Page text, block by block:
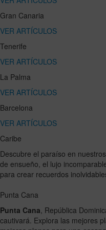
Gran Canaria
VER ARTÍCULOS
Tenerife
VER ARTÍCULOS
La Palma
VER ARTÍCULOS
Barcelona
VER ARTÍCULOS
Caribe
Descubre el paraíso en
de ensueño, el lujo
para crear recuerdos
Punta Cana
Punta Cana , República
cautivará. Explora las mejores